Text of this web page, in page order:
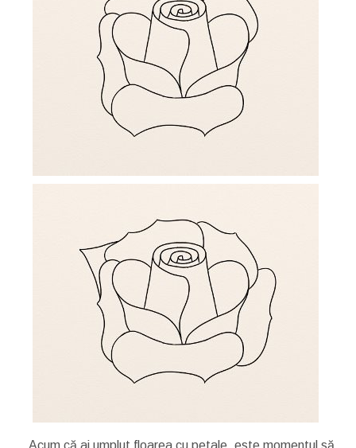
Acum că ai umplut floarea cu petale, este momentul să